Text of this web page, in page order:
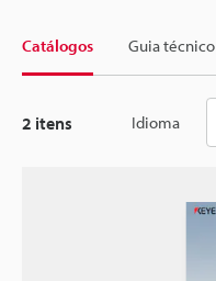
Catálogos Guia técnico
Idioma
2 itens